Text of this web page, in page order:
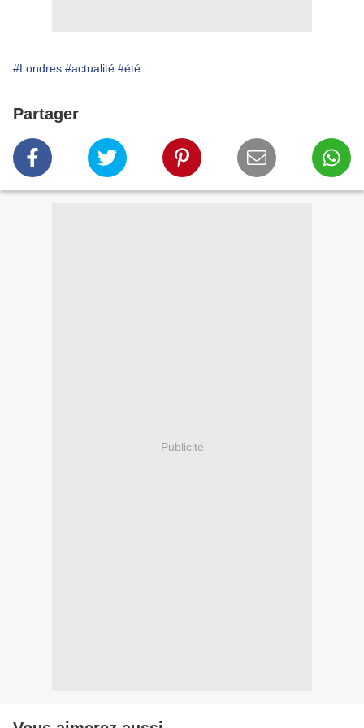
#Londres #actualité #été
Partager
Publicité